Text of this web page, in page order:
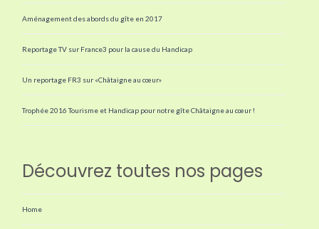
Aménagement des abords du gîte en 2017
Reportage TV sur France3 pour la cause du Handicap
Un reportage FR3 sur «Châtaigne au cœur»
Trophée 2016 Tourisme et Handicap pour notre gîte Châtaigne au cœur !
Découvrez toutes nos pages
Home